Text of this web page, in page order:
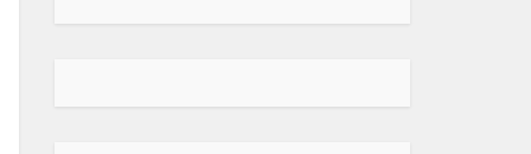
dugogodišnji rukovodioca u sektoru